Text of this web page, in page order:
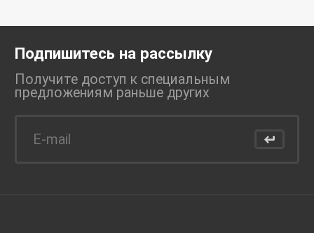
Подпишитесь на рассылку
Получите доступ к специальным
предложениям раньше других